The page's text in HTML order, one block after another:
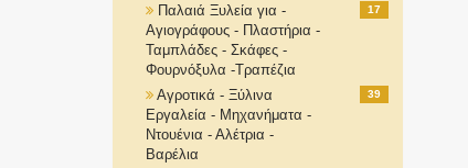
Παλαιά Ξυλεία για -
Αγιογράφους - Πλαστήρια -
Ταμπλάδες - Σκάφες -
Φουρνόξυλα -Τραπέζια
17
Αγροτικά - Ξύλινα
Εργαλεία - Μηχανήματα -
Ντουένια - Αλέτρια -
Βαρέλια
39